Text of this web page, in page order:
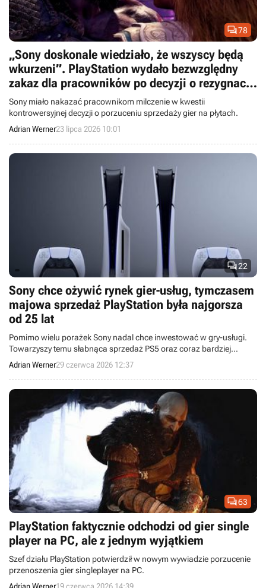
78
„Sony doskonale wiedziało, że wszyscy będą
wkurzeni”. PlayStation wydało bezwzględny
zakaz dla pracowników po decyzji o rezygnacji
z płyt
Sony miało nakazać pracownikom milczenie w kwestii
kontrowersyjnej decyzji o porzuceniu sprzedaży gier na płytach.
Adrian Werner23 lipca 2026 10:01
22
Sony chce ożywić rynek gier-usług, tymczasem
majowa sprzedaż PlayStation była najgorsza
od 25 lat
Pomimo wielu porażek Sony nadal chce inwestować w gry-usługi.
Towarzyszy temu słabnąca sprzedaż PS5 oraz coraz bardziej
niedorzeczne potencjalne koszty produkcji PS6.
Adrian Werner29 czerwca 2026 12:37
63
PlayStation faktycznie odchodzi od gier single
player na PC, ale z jednym wyjątkiem
Szef działu PlayStation potwierdził w nowym wywiadzie porzucenie
przenoszenia gier singleplayer na PC.